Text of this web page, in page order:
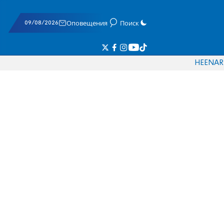
09/08/2026 Оповещения Поиск
HEENAR